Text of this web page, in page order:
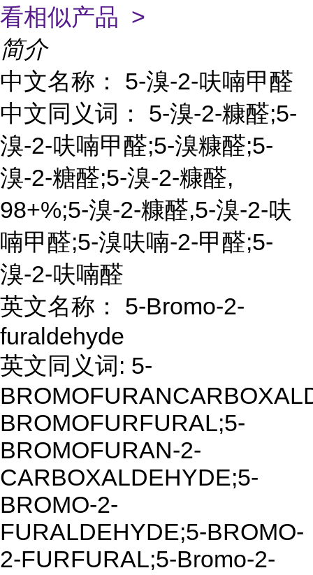
看相似产品 >
简介
中文名称： 5-溴-2-呋喃甲醛
中文同义词： 5-溴-2-糠醛;5-
溴-2-呋喃甲醛;5-溴糠醛;5-
溴-2-糖醛;5-溴-2-糠醛,
98+%;5-溴-2-糠醛,5-溴-2-呋
喃甲醛;5-溴呋喃-2-甲醛;5-
溴-2-呋喃醛
英文名称： 5-Bromo-2-
furaldehyde
英文同义词: 5-
BROMOFURFURAL;5-
BROMOFURAN-2-
CARBOXALDEHYDE;5-
BROMO-2-
FURALDEHYDE;5-BROMO-
2-FURFURAL;5-Bromo-2-